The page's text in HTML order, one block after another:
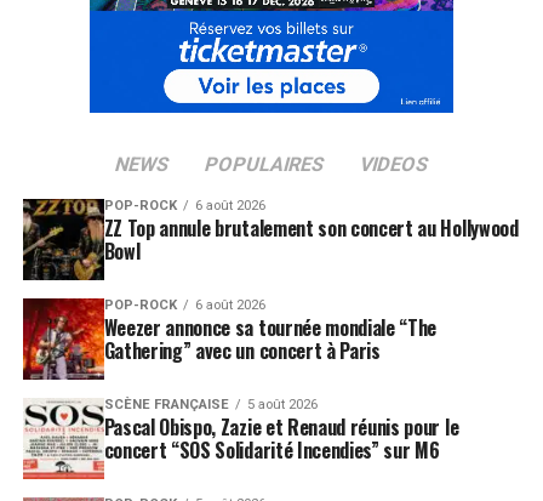
NEWS POPULAIRES VIDEOS
POP-ROCK 6 août 2026
ZZ Top annule brutalement son concert au Hollywood
Bowl
POP-ROCK 6 août 2026
Weezer annonce sa tournée mondiale “The
Gathering” avec un concert à Paris
SCÈNE FRANÇAISE 5 août 2026
Pascal Obispo, Zazie et Renaud réunis pour le
concert “SOS Solidarité Incendies” sur M6